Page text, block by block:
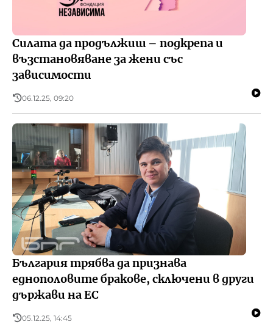
Силата да продължиш – подкрепа и
възстановяване за жени със
зависимости
06.12.25, 09:20
България трябва да признава
еднополовите бракове, сключени в други
държави на ЕС
05.12.25, 14:45